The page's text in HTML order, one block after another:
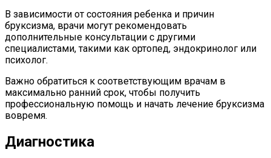
В зависимости от состояния ребенка и причин
бруксизма, врачи могут рекомендовать
дополнительные консультации с другими
специалистами, такими как ортопед, эндокринолог или
психолог.
Важно обратиться к соответствующим врачам в
максимально ранний срок, чтобы получить
профессиональную помощь и начать лечение бруксизма
вовремя.
Диагностика